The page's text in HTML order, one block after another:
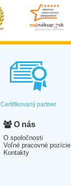
Certifikovaný partner
O nás
O spoločnosti
Voľné pracovné pozície
Kontakty